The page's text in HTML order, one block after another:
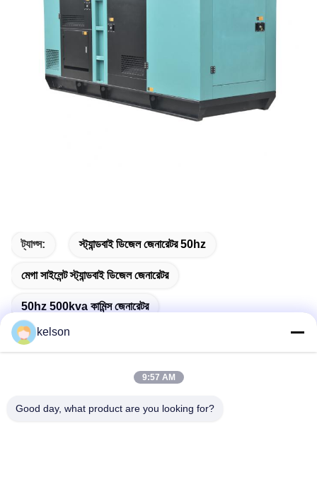
ট্যাগ্স: স্ট্যান্ডবাই ডিজেল জেনারেটর 50hz
মেগা সাইলেন্ট স্ট্যান্ডবাই ডিজেল জেনারেটর
50hz 500kva কামিন্স জেনারেটর
kelson
9:57 AM
Good day, what product are you looking for?